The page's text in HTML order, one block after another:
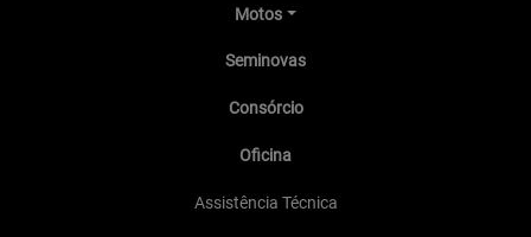
Motos
Seminovas
Consórcio
Oficina
Assistência Técnica